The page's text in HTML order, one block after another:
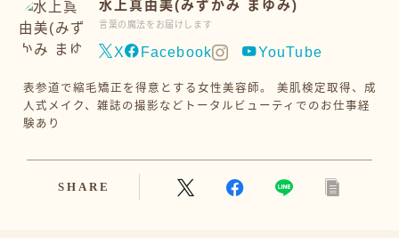
水上真由美(みずかみ まゆみ)
言葉の魔法をお届けします
X Facebook YouTube
表参道で縮毛矯正を得意とする女性美容師。 美肌検定取得、成
人式メイク、雑誌の撮影などトータルビューティでのお仕事経
験あり
SHARE